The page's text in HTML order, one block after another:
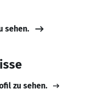
sehen.
zu sehen.